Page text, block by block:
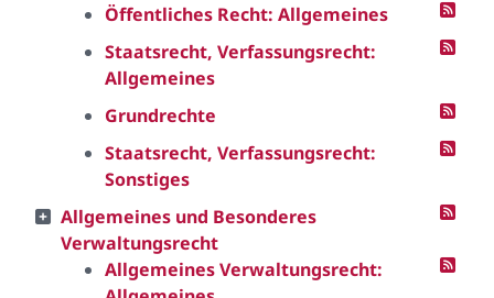
Öffentliches Recht: Allgemeines
Staatsrecht, Verfassungsrecht:
Allgemeines
Grundrechte
Staatsrecht, Verfassungsrecht:
Sonstiges
Allgemeines und Besonderes
Verwaltungsrecht
Allgemeines Verwaltungsrecht: